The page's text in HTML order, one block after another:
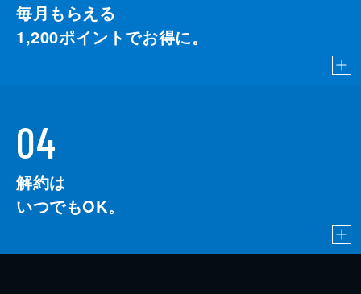
毎月もらえる
1,200ポイントでお得に。
04
解約は
いつでもOK。